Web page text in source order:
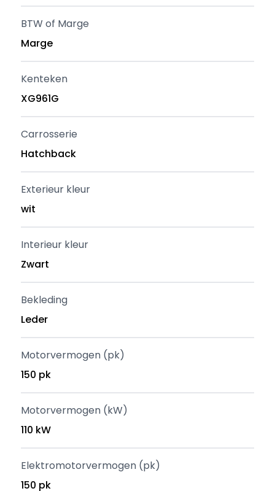
BTW of Marge
Marge
Kenteken
XG961G
Carrosserie
Hatchback
Exterieur kleur
wit
Interieur kleur
Zwart
Bekleding
Leder
Motorvermogen (pk)
150 pk
Motorvermogen (kW)
110 kW
Elektromotorvermogen (pk)
150 pk